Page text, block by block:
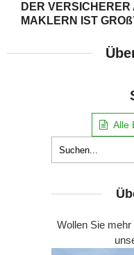
DER VERSICHERER
MAKLERN IST
Alle
Wollen Sie